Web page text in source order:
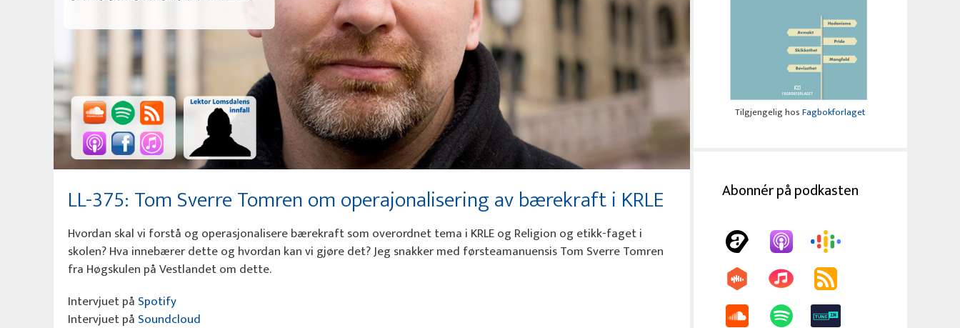
LL-375: Tom Sverre Tomren om operajonalisering av bærekraft i KRLE
Hvordan skal vi forstå og operasjonalisere bærekraft som overordnet tema i KRLE og Religion og etikk-faget i
skolen? Hva innebærer dette og hvordan kan vi gjøre det? Jeg snakker med førsteamanuensis Tom Sverre Tomren
fra Høgskulen på Vestlandet om dette.
Intervjuet på Spotify
Intervjuet på Soundcloud
Tilgjengelig hosFagbokforlaget
Abonnér på podkasten